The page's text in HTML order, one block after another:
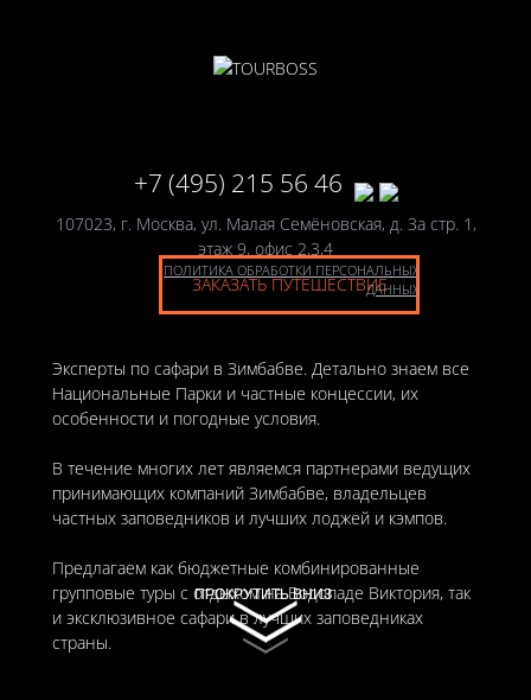
ПРОКРУТИТЬ ВНИЗ
ПРОКРУТИТЬ ВНИЗ
+7 (495) 215 56 46
107023, г. Москва, ул. Малая Семёновская, д. 3а стр. 1,
этаж 9, офис 2,3,4
ПОЛИТИКА ОБРАБОТКИ ПЕРСОНАЛЬНЫХ
ДАННЫХ
ЗАКАЗАТЬ ПУТЕШЕСТВИЕ
Эксперты по сафари в Зимбабве. Детально знаем все
Национальные Парки и частные концессии, их
особенности и погодные условия.
В течение многих лет являемся партнерами ведущих
принимающих компаний Зимбабве, владельцев
частных заповедников и лучших лоджей и кэмпов.
Предлагаем как бюджетные комбинированные
групповые туры с отдыхом на Водопаде Виктория, так
и эксклюзивное сафари в лучших заповедниках
страны.